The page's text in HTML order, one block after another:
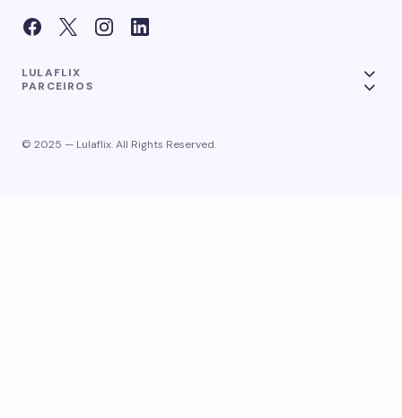
LULAFLIX
PARCEIROS
© 2025 — Lulaflix. All Rights Reserved.